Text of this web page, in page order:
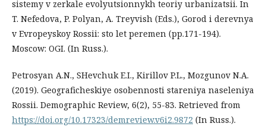
sistemy v zerkale evolyutsionnykh teoriy urbanizatsii. In
T. Nefedova, P. Polyan, A. Treyvish (Eds.), Gorod i derevnya
v Evropeyskoy Rossii: sto let peremen (pp.171-194).
Moscow: OGI. (In Russ.).
Petrosyan A.N., SHevchuk E.I., Kirillov P.L., Mozgunov N.A.
(2019). Geograficheskiye osobennosti stareniya naseleniya
Rossii. Demographic Review, 6(2), 55-83. Retrieved from
https://doi.org/10.17323/demreview.v6i2.9872 (In Russ.).